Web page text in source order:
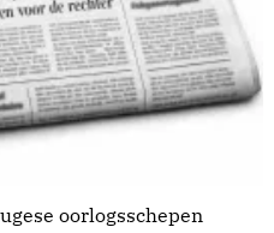
oorlogsschepen